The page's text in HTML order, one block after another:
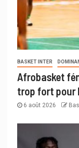
BASKET INTER
Afrobasket
trop fort pour
6 août 2026